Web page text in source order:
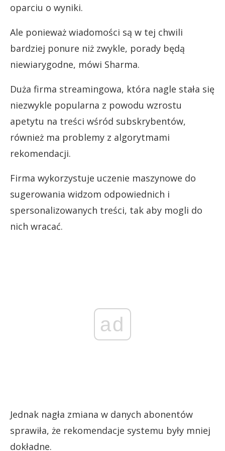
oparciu o wyniki.
Ale ponieważ wiadomości są w tej chwili
bardziej ponure niż zwykle, porady będą
niewiarygodne, mówi Sharma.
Duża firma streamingowa, która nagle stała się
niezwykle popularna z powodu wzrostu
apetytu na treści wśród subskrybentów,
również ma problemy z algorytmami
rekomendacji.
Firma wykorzystuje uczenie maszynowe do
sugerowania widzom odpowiednich i
spersonalizowanych treści, tak aby mogli do
nich wracać.
ad
Jednak nagła zmiana w danych abonentów
sprawiła, że rekomendacje systemu były mniej
dokładne.